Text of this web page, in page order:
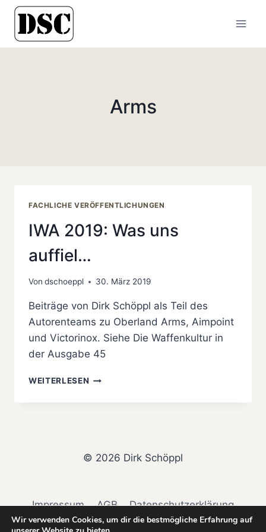
Zum
springen
Arms
FACHLICHE VERÖFFENTLICHUNGEN
IWA 2019: Was uns
auffiel…
Von dschoeppl 30. März 2019
Beiträge von Dirk Schöppl als Teil des
Autorenteams zu Oberland Arms, Aimpoint
und Victorinox. Siehe Die Waffenkultur in
der Ausgabe 45
WEITERLESEN IWA
WAS
© 2026 Dirk Schöppl
Impressum AGB
Datenschutzerklärung
Widerrufsbelehrung & Widerrufsformular
Wir verwenden Cookies, um dir die bestmögliche Erfahrung auf